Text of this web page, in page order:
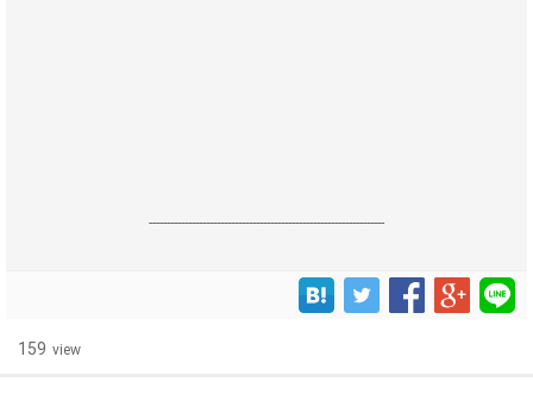
------------------------------------------------------------------
159 view